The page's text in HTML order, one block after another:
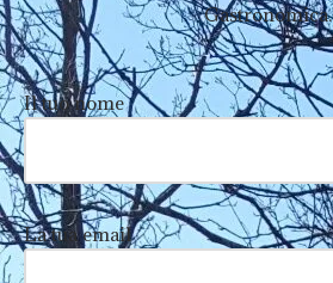
Gastronomica.
Il tuo nome
La tua email